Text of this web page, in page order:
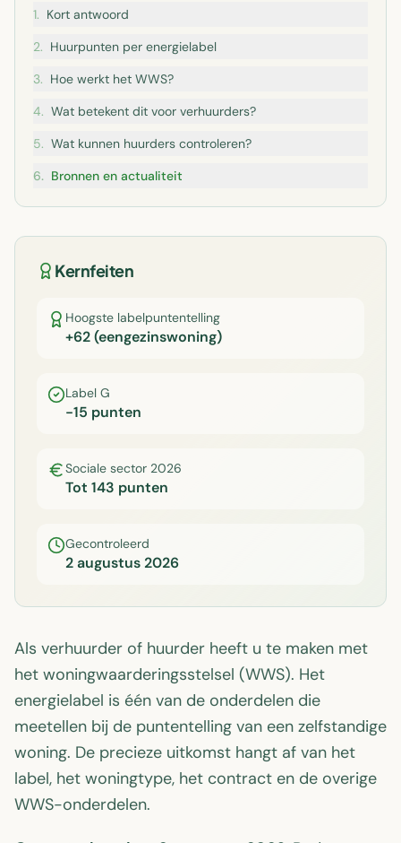
1. Kort antwoord
2. Huurpunten per energielabel
3. Hoe werkt het WWS?
4. Wat betekent dit voor verhuurders?
5. Wat kunnen huurders controleren?
6. Bronnen en actualiteit
Kernfeiten
Hoogste labelpuntentelling
+62 (eengezinswoning)
Label G
-15 punten
Sociale sector 2026
Tot 143 punten
Gecontroleerd
2 augustus 2026
Als verhuurder of huurder heeft u te maken met
het woningwaarderingsstelsel (WWS). Het
energielabel is één van de onderdelen die
meetellen bij de puntentelling van een zelfstandige
woning. De precieze uitkomst hangt af van het
label, het woningtype, het contract en de overige
WWS-onderdelen.